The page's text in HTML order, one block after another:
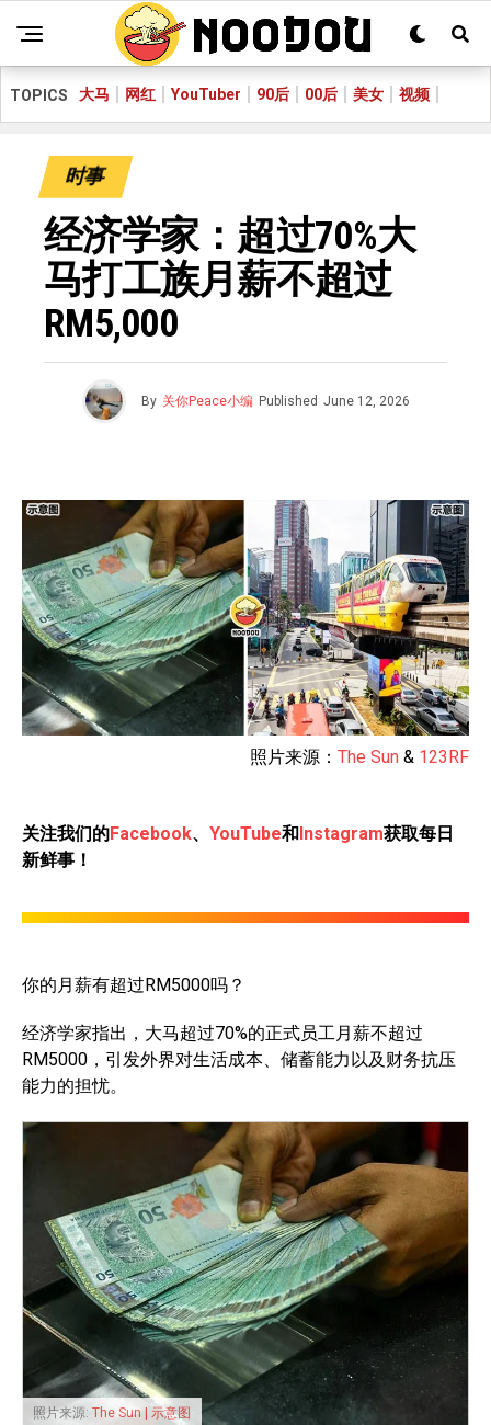
TOPICS 大马 网红 YouTuber 90后 00后 美女 视频
时事
经济学家：超过70%大
马打工族月薪不超过
RM5,000
By 关你Peace小编 Published June 12, 2026
照片来源： The Sun & 123RF
关注我们的Facebook、 YouTube和Instagram获取每日
新鲜事！
你的月薪有超过RM5000吗？
经济学家指出，大马超过70%的正式员工月薪不超过
RM5000，引发外界对生活成本、储蓄能力以及财务抗压
能力的担忧。
照片来源: The Sun | 示意图